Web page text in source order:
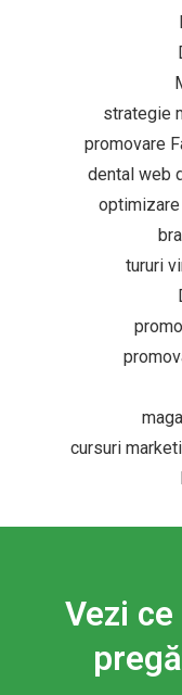
strategie
promovare
dental web
tururi
cursuri
Vezi